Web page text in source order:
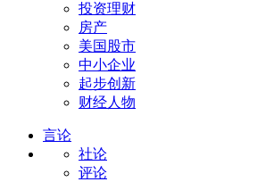
投资理财
房产
美国股市
中小企业
起步创新
财经人物
言论
社论
评论